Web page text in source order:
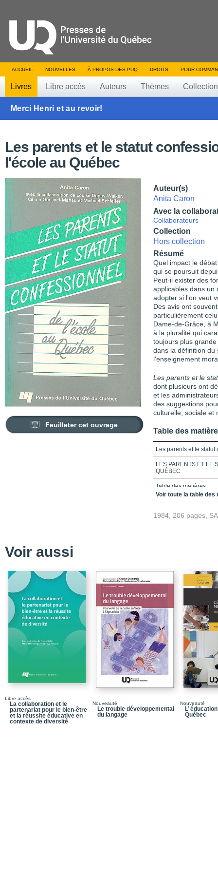
ACCUEIL NOUVELLES À PROPOS DES PUQ DROITS POUR
Livres Libre accès Auteurs Thèmes
Merci Henri et au revoir!
Les parents et le statut
l'école au Québec
Feuilleter cet ouvrage
Auteur(s)
Anita Caron
Avec la
Collaborateurs
Collection
Hors collection
Résumé
Quel impact le
qui se poursuit
Peut-il exister des
applicables dans un
adopter si l'on veut
Des avis ont
particulièrement
Dame-de-Grâce, à
à la pluralité qui
toujours plus
dans la définition du
l'enseignement
Les parents et le
dont plusieurs ont
et les
des suggestions
culturelle, sociale et
Table des
Les parents et le
LES PARENTS ET LE
QUÉBEC
Table des matières
Présentation
Chapitre 1_Le débat
Chapitre
parents
Chapitre
Conclusion
Annexe
Notre-Dame-de-Grâce
Annexe 2_Sondage
Grâce
Voir toute la table des
1984, 206 pages,
Voir aussi
Libre accès
La collaboration et le
partenariat pour le bien-être
et la réussite éducative en
contexte de diversité
Nouveauté
Le trouble développemental
du langage
Nouveauté
L’
Québec